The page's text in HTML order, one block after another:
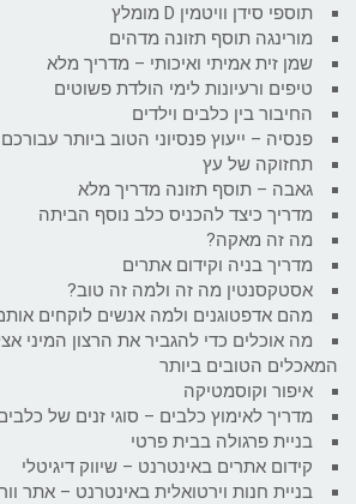
תוספי סידן וויטמין D מומלץ
מורינגה תוסף תזונה מדהים
שמן זית אמיתי ואיכותי – מדריך מלא
טיפים ורעיונות לימי הולדת פשוטים
החיבור בין כלבים וילדים
פנסיה – ייעוץ פנסיוני הטוב ביותר עבורכם
תחזוקה של עץ
גאבה – תוסף תזונה מדריך מלא
מדריך כיצד להכניס כלב נוסף הביתה
מה זה מאקה?
מדריך בניה וקידום אתרים
אסטקסנטין מה זה ולמה זה טוב?
מהם אדפטוגנים ולמה אנשים לוקחים
המאכלים הטובים ביותר
איפור וקוסמטיקה
מדריך לאימוץ כלבים – סוגי זנים של
בניית פרגולה בבית פרטי
קידום אתרים באינטרנט – שיווק דיגיטלי
בניית חנות וירטואלית באינטרנט – אתר